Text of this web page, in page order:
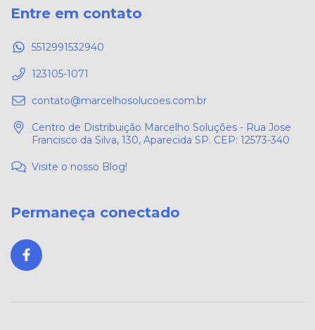
Entre em contato
5512991532940
123105-1071
contato@marcelhosolucoes.com.br
Centro de Distribuição Marcelho Soluções - Rua Jose
Francisco da Silva, 130, Aparecida SP. CEP: 12573-340
Visite o nosso Blog!
Permaneça conectado